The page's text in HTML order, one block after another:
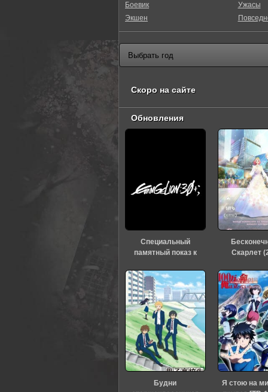
Боевик
Экшен
Ужасы
Скоро на сайте
Обновления
Специальный
памятный показ к
«Евангелиона» (2026)
Скарлет
Будни
Я стою на